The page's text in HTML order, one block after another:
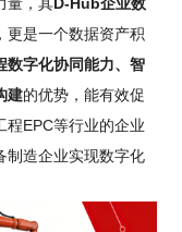
量，其D-Hub企业数
更是一个数据资产积
数字化协同能力、智
建的优势，能有效促
程EPC等行业的企业
制造企业实现数字化